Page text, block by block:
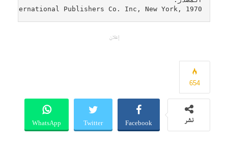
International Publishers Co. Inc, New York, 1970
إعلان
654
نشر Facebook
Twitter
WhatsApp